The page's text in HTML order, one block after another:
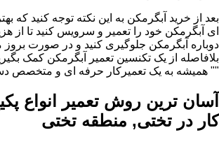
بعد از خرید آبگرمکن به این نکته توجه کنید که
ای آبگرمکن خود را تعمیر و سرویس کنید تا از
دوباره آبگرمکن جلوگیری کنید و در صورت
بلافاصله از یک تکنسین تعمیر آبگرمکن کمک
"" همیشه به یک تعمیرکار حرفه ای و متخصص
آسان ترین روش تعمیر انواع
کار در تختی, منطقه تختی